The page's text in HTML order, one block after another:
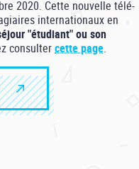
2020. Cette nouvelle télé-
internationaux en
"étudiant" ou son
consultercette page.